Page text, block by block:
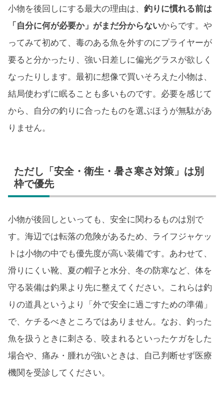
小物を後回しにする最大の理由は、 釣りに慣れる前は
「自分に何が必要か」がまだ分からないからです。や
ってみて初めて、毒のある魚を外すのにプライヤーが
要ると分かったり、強い日差しに偏光グラスが欲しく
なったりします。最初に想像で買いそろえた小物は、
結局使わずに眠ることも多いものです。必要を感じて
から、自分の釣りに合ったものを選ぶほうが無駄があ
りません。
ただし「安全・衛生・暑さ寒さ対策」は別
枠で優先
小物が後回しといっても、安全に関わるものは別で
す。海辺では転落の危険があるため、ライフジャケッ
トは小物の中でも優先度が高い装備です。あわせて、
滑りにくい靴、夏の帽子と水分、冬の防寒など、体を
守る装備は釣果より先に整えてください。これらは釣
りの道具というより「外で安全に過ごすための準備」
で、ケチるべきところではありません。なお、釣った
魚を扱うときに刺さる、咬まれるといったケガをした
場合や、痛み・腫れが強いときは、自己判断せず医療
機関を受診してください。